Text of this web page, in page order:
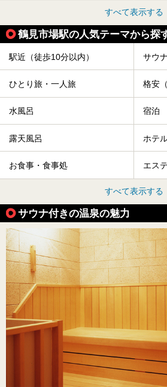
すべて表示する
鶴見市場駅の人気テーマから探
駅近（徒歩10分以内） サウナ
ひとり旅・一人旅 格安
水風呂 宿泊
露天風呂 ホテ
お食事・食事処 エス
すべて表示する
サウナ付きの温泉の魅力